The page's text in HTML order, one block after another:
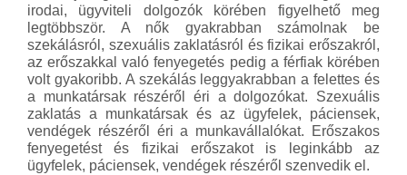
irodai, ügyviteli dolgozók körében figyelhető meg
legtöbbször. A nők gyakrabban számolnak be
szekálásról, szexuális zaklatásról és fizikai erőszakról,
az erőszakkal való fenyegetés pedig a férfiak körében
volt gyakoribb. A szekálás leggyakrabban a felettes és
a munkatársak részéről éri a dolgozókat. Szexuális
zaklatás a munkatársak és az ügyfelek, páciensek,
vendégek részéről éri a munkavállalókat. Erőszakos
fenyegetést és fizikai erőszakot is leginkább az
ügyfelek, páciensek, vendégek részéről szenvedik el.